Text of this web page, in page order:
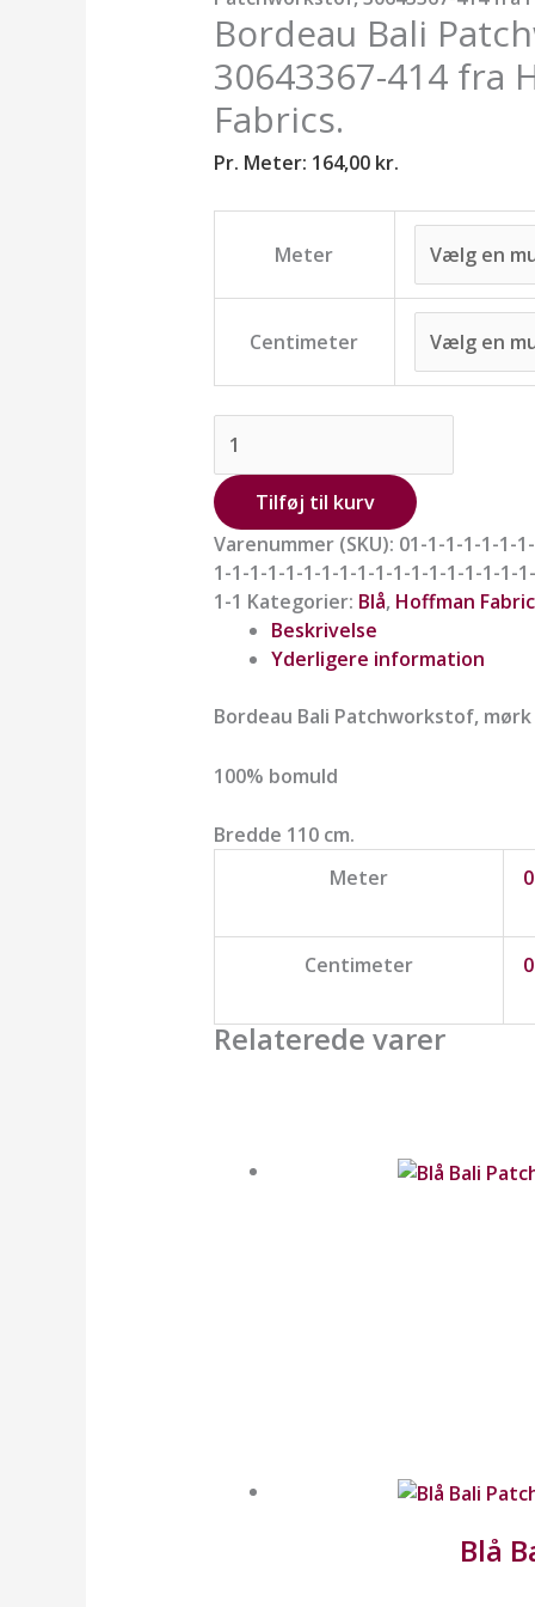
Bordeau Bali
30643367-414 fra
Fabrics.
Pr. Meter: 164,00 kr.
Meter
Centimeter
Fabrics.
antal
Tilføj til kurv
Varenummer (SKU): 01-1-1-1-1-1-
1-1-1-1-1-1-1-1-1-1-1-1-1-1-1-1-1-
1-1 Kategorier: Blå, Hoffman
Beskrivelse
Yderligere information
Bordeau Bali Patchworkstof,
100% bomuld
Bredde 110 cm.
Meter
Centimeter
Relaterede varer
Blå